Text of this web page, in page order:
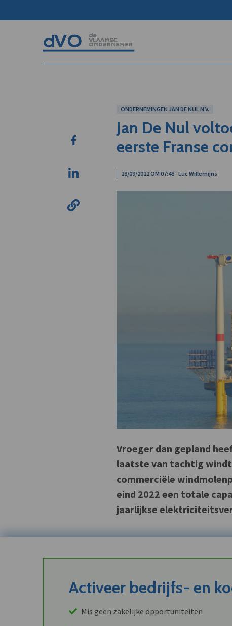
ONDERNEMINGEN JAN DE NUL N.V.
Jan De Nul
eerste Franse
28/09/2022 OM 07:48 - Luc Willemijns
Vroeger dan gepland
laatste van tachtig
commerciële
eind 2022 een totale
jaarlijkse
Activeer bedrijfs- en
Mis geen zakelijke opportuniteiten